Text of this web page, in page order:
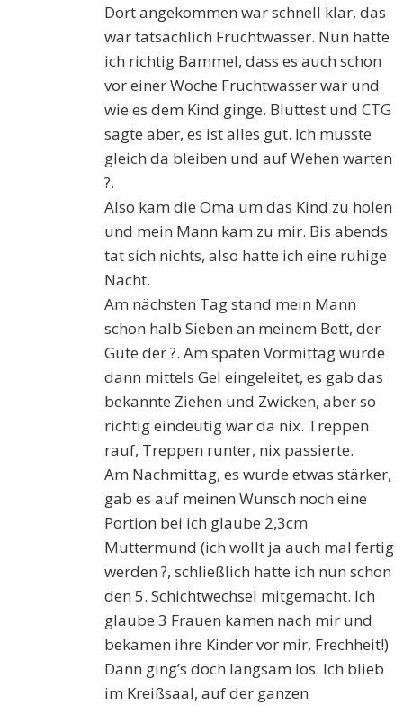
Dort angekommen war schnell klar, das
war tatsächlich Fruchtwasser. Nun hatte
ich richtig Bammel, dass es auch schon
vor einer Woche Fruchtwasser war und
wie es dem Kind ginge. Bluttest und CTG
sagte aber, es ist alles gut. Ich musste
gleich da bleiben und auf Wehen warten
?.
Also kam die Oma um das Kind zu holen
und mein Mann kam zu mir. Bis abends
tat sich nichts, also hatte ich eine ruhige
Nacht.
Am nächsten Tag stand mein Mann
schon halb Sieben an meinem Bett, der
Gute der ?. Am späten Vormittag wurde
dann mittels Gel eingeleitet, es gab das
bekannte Ziehen und Zwicken, aber so
richtig eindeutig war da nix. Treppen
rauf, Treppen runter, nix passierte.
Am Nachmittag, es wurde etwas stärker,
gab es auf meinen Wunsch noch eine
Portion bei ich glaube 2,3cm
Muttermund (ich wollt ja auch mal fertig
werden ?, schließlich hatte ich nun schon
den 5. Schichtwechsel mitgemacht. Ich
glaube 3 Frauen kamen nach mir und
bekamen ihre Kinder vor mir, Frechheit!)
Dann ging’s doch langsam los. Ich blieb
im Kreißsaal, auf der ganzen